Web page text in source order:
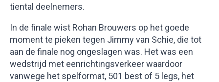
tiental deelnemers.
In de finale wist Rohan Brouwers op het goede
moment te pieken tegen Jimmy van Schie, die tot
aan de finale nog ongeslagen was. Het was een
wedstrijd met eenrichtingsverkeer waardoor
vanwege het spelformat, 501 best of 5 legs, het